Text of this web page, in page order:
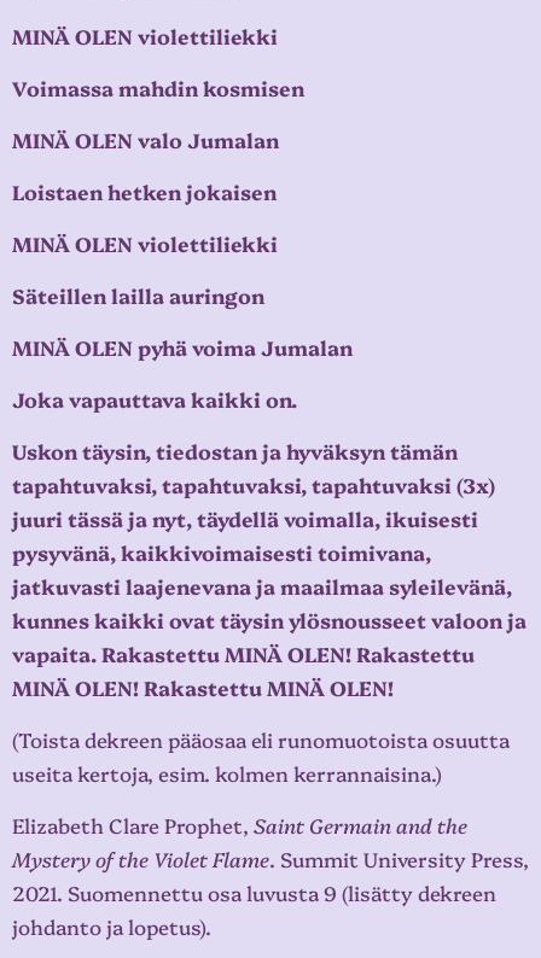
MINÄ OLEN violettiliekki
Voimassa mahdin kosmisen
MINÄ OLEN valo Jumalan
Loistaen hetken jokaisen
MINÄ OLEN violettiliekki
Säteillen lailla auringon
MINÄ OLEN pyhä voima Jumalan
Joka vapauttava kaikki on.
Uskon täysin, tiedostan ja hyväksyn tämän
tapahtuvaksi, tapahtuvaksi, tapahtuvaksi (3x)
juuri tässä ja nyt, täydellä voimalla, ikuisesti
pysyvänä, kaikkivoimaisesti toimivana,
jatkuvasti laajenevana ja maailmaa syleilevänä,
kunnes kaikki ovat täysin ylösnousseet valoon ja
vapaita. Rakastettu MINÄ OLEN! Rakastettu
MINÄ OLEN! Rakastettu MINÄ OLEN!
(Toista dekreen pääosaa eli runomuotoista osuutta
useita kertoja, esim. kolmen kerrannaisina.)
Elizabeth Clare Prophet, Saint Germain and the
Mystery of the Violet Flame. Summit University Press,
2021. Suomennettu osa luvusta 9 (lisätty dekreen
johdanto ja lopetus).